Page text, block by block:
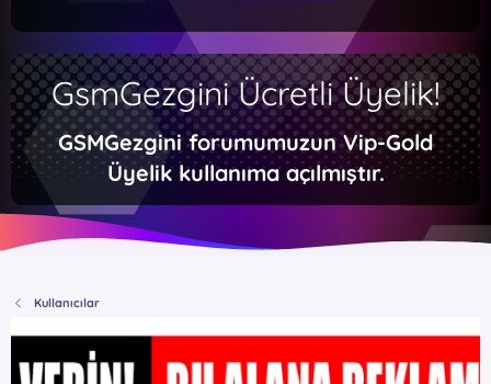
GsmGezgini Ücretli Üyelik!
GSMGezgini forumumuzun Vip-Gold
Üyelik kullanıma açılmıştır.
Kullanıcılar